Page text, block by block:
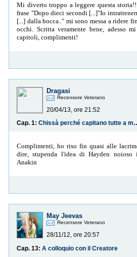
Mi diverto troppo a leggere questa
frase "Dopo dieci secondi [...]"Io
[...] dalla bocca.." mi sono messa a ridere
occhi. Scritta veramente bene, adesso
capitoli, complimenti!
Dragasi
Recensore Veterano
20/04/13, ore 21:52
Cap. 1:
Chissà perché
Complimenti, ho riso fin quasi alle
dire, stupenda l'idea di Hayden noioso
Anakin
May Jeevas
Recensore Veterano
28/11/12, ore 20:57
Cap. 13: A colloquio con il Creatore